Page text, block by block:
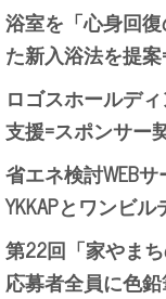
浴室を「心身回
た新入浴法を提案
ロゴスホールデ
支援=スポンサー
省エネ検討WEB
YKKAPとワンビ
第22回「家やま
応募者全員に色